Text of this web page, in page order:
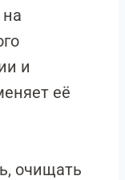
и
её
очищать